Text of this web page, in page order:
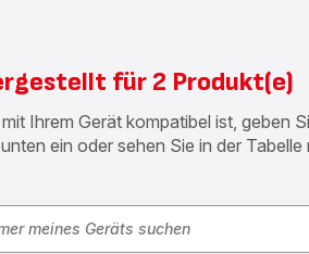
für 2 Produkt(e)
Ihrem Gerät kompatibel ist, geben
ein oder sehen Sie in der Tabelle